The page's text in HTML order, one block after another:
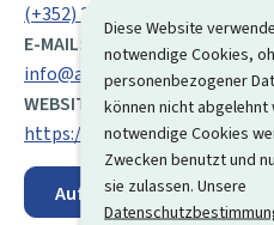
Diese Website
notwendige Cookies,
personenbezogener
können nicht abgelehnt
notwendige Cookies
Zwecken benutzt und
sie zulassen. Unsere
(+352) 247 70 105
E-MAIL:
info@alia.etat.lu
WEBSITE:
https://www.alia.lu/fr/
Auf der Karte anzeigen